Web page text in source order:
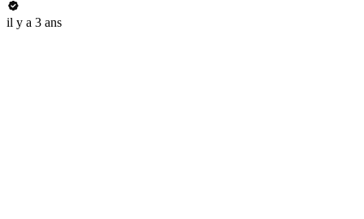
il y a 3 ans